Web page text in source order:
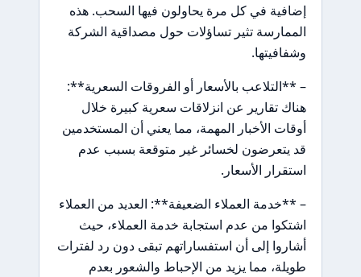
إضافية في كل مرة يحاولون فيها السحب. هذه
الممارسة تثير تساؤلات حول مصداقية الشركة
وشفافيتها.
– **التلاعب بالأسعار أو الفروقات السعرية**:
هناك تقارير عن انزلاقات سعرية كبيرة خلال
أوقات الأخبار المهمة، مما يعني أن المستخدمين
قد يتعرضون لخسائر غير متوقعة بسبب عدم
استقرار الأسعار.
– **خدمة العملاء الضعيفة**: العديد من العملاء
اشتكوا من عدم استجابة خدمة العملاء، حيث
أشاروا إلى أن استفساراتهم تبقى دون رد لفترات
طويلة، مما يزيد من الإحباط والشعور بعدم